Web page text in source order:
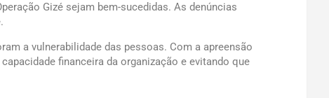
Gizé sejam bem-sucedidas. As denúncias
a vulnerabilidade das pessoas. Com a apreensão
financeira da organização e evitando que